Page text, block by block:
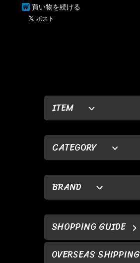
ITEM
CATEGORY
BRAND
SHOPPING GUIDE
OVERSEAS SHIPPING
買い物を続ける